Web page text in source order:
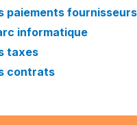
paiements fournisseurs
informatique
taxes
contrats